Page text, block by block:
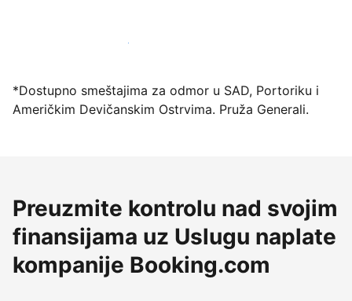
Registrujte svoj objekat već danas
*Dostupno smeštajima za odmor u SAD, Portoriku i
Američkim Devičanskim Ostrvima. Pruža Generali.
Preuzmite kontrolu nad svojim
finansijama uz Uslugu naplate
kompanije Booking.com